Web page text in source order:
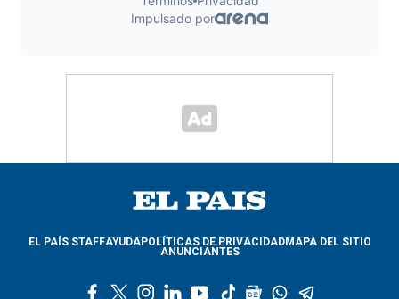
EL PAÍS STAFFAYUDAPOLÍTICAS DE PRIVACIDADMAPA DEL SITIO
ANUNCIANTES
l
y
t
g
w